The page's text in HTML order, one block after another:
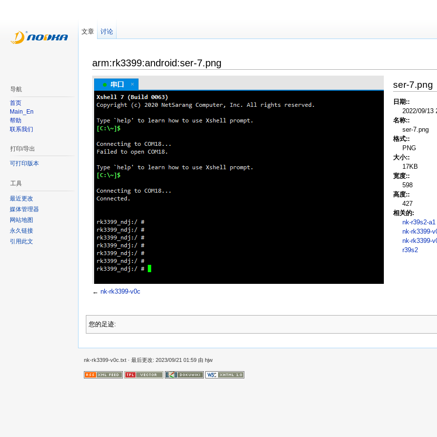
arm:rk3399:android:ser-7.png
ser-7.png
日期::
2022/09/13
名称::
ser-7.png
格式::
PNG
大小::
17KB
宽度::
598
高度::
427
相关的:
nk-r39s2-a1
nk-rk3399-
nk-rk3399-
r39s2
← nk-rk3399-v0c
您的足迹:
文章 讨论
导航
首页
Main_En
帮助
联系我们
打印/导出
可打印版本
工具
最近更改
媒体管理器
网站地图
永久链接
引用此文
nk-rk3399-v0c.txt · 最后更改: 2023/09/21 01:59 由 hjw